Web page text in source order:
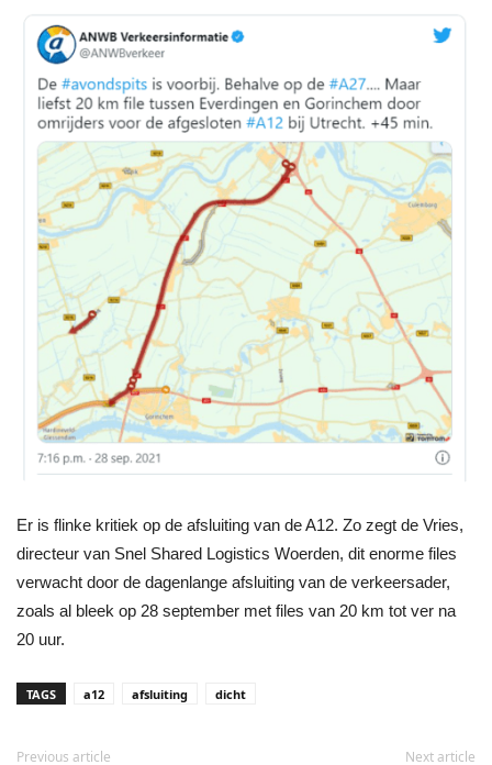
Er is flinke kritiek op de afsluiting van de A12. Zo zegt de Vries,
directeur van Snel Shared Logistics Woerden, dit enorme files
verwacht door de dagenlange afsluiting van de verkeersader,
zoals al bleek op 28 september met files van 20 km tot ver na
20 uur.
TAGS a12 afsluiting dicht
Previous article Next article